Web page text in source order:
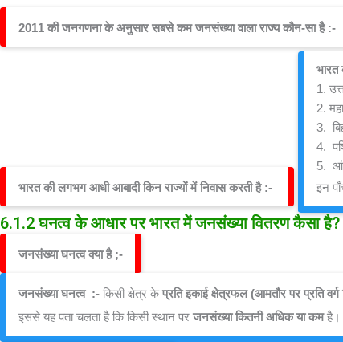
2011 की जनगणना के अनुसार सबसे कम जनसंख्या वाला राज्य कौन-सा है :-
भारत की लगभग आधी आबादी किन राज्यों में निवास करती है :-
भारत
1.
2.
3.
4.
5.
इन
6.1.2 घनत्व के आधार पर भारत में जनसंख्या वितरण कैसा है?
जनसंख्या घनत्व क्या है ;-
जनसंख्या घनत्व  :- किसी क्षेत्र के प्रति इकाई क्षेत्रफल (आमतौर पर प्रति वर्ग
इससे यह पता चलता है कि किसी स्थान पर जनसंख्या कितनी अधिक या कम है।